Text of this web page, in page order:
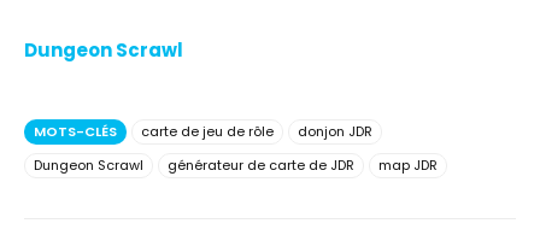
Dungeon Scrawl
MOTS-CLÉS carte de jeu de rôle
donjon JDR
Dungeon Scrawl
générateur de carte de JDR map JDR